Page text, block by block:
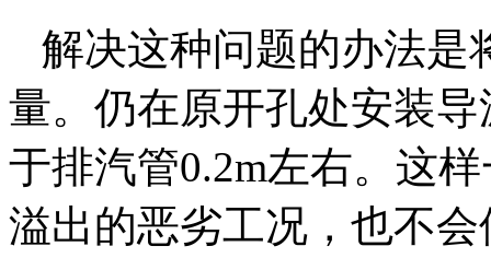
解决这种问题的办法是
量。仍在原开孔处安装
于排汽管0.2m左右。这
溢出的恶劣工况，也不